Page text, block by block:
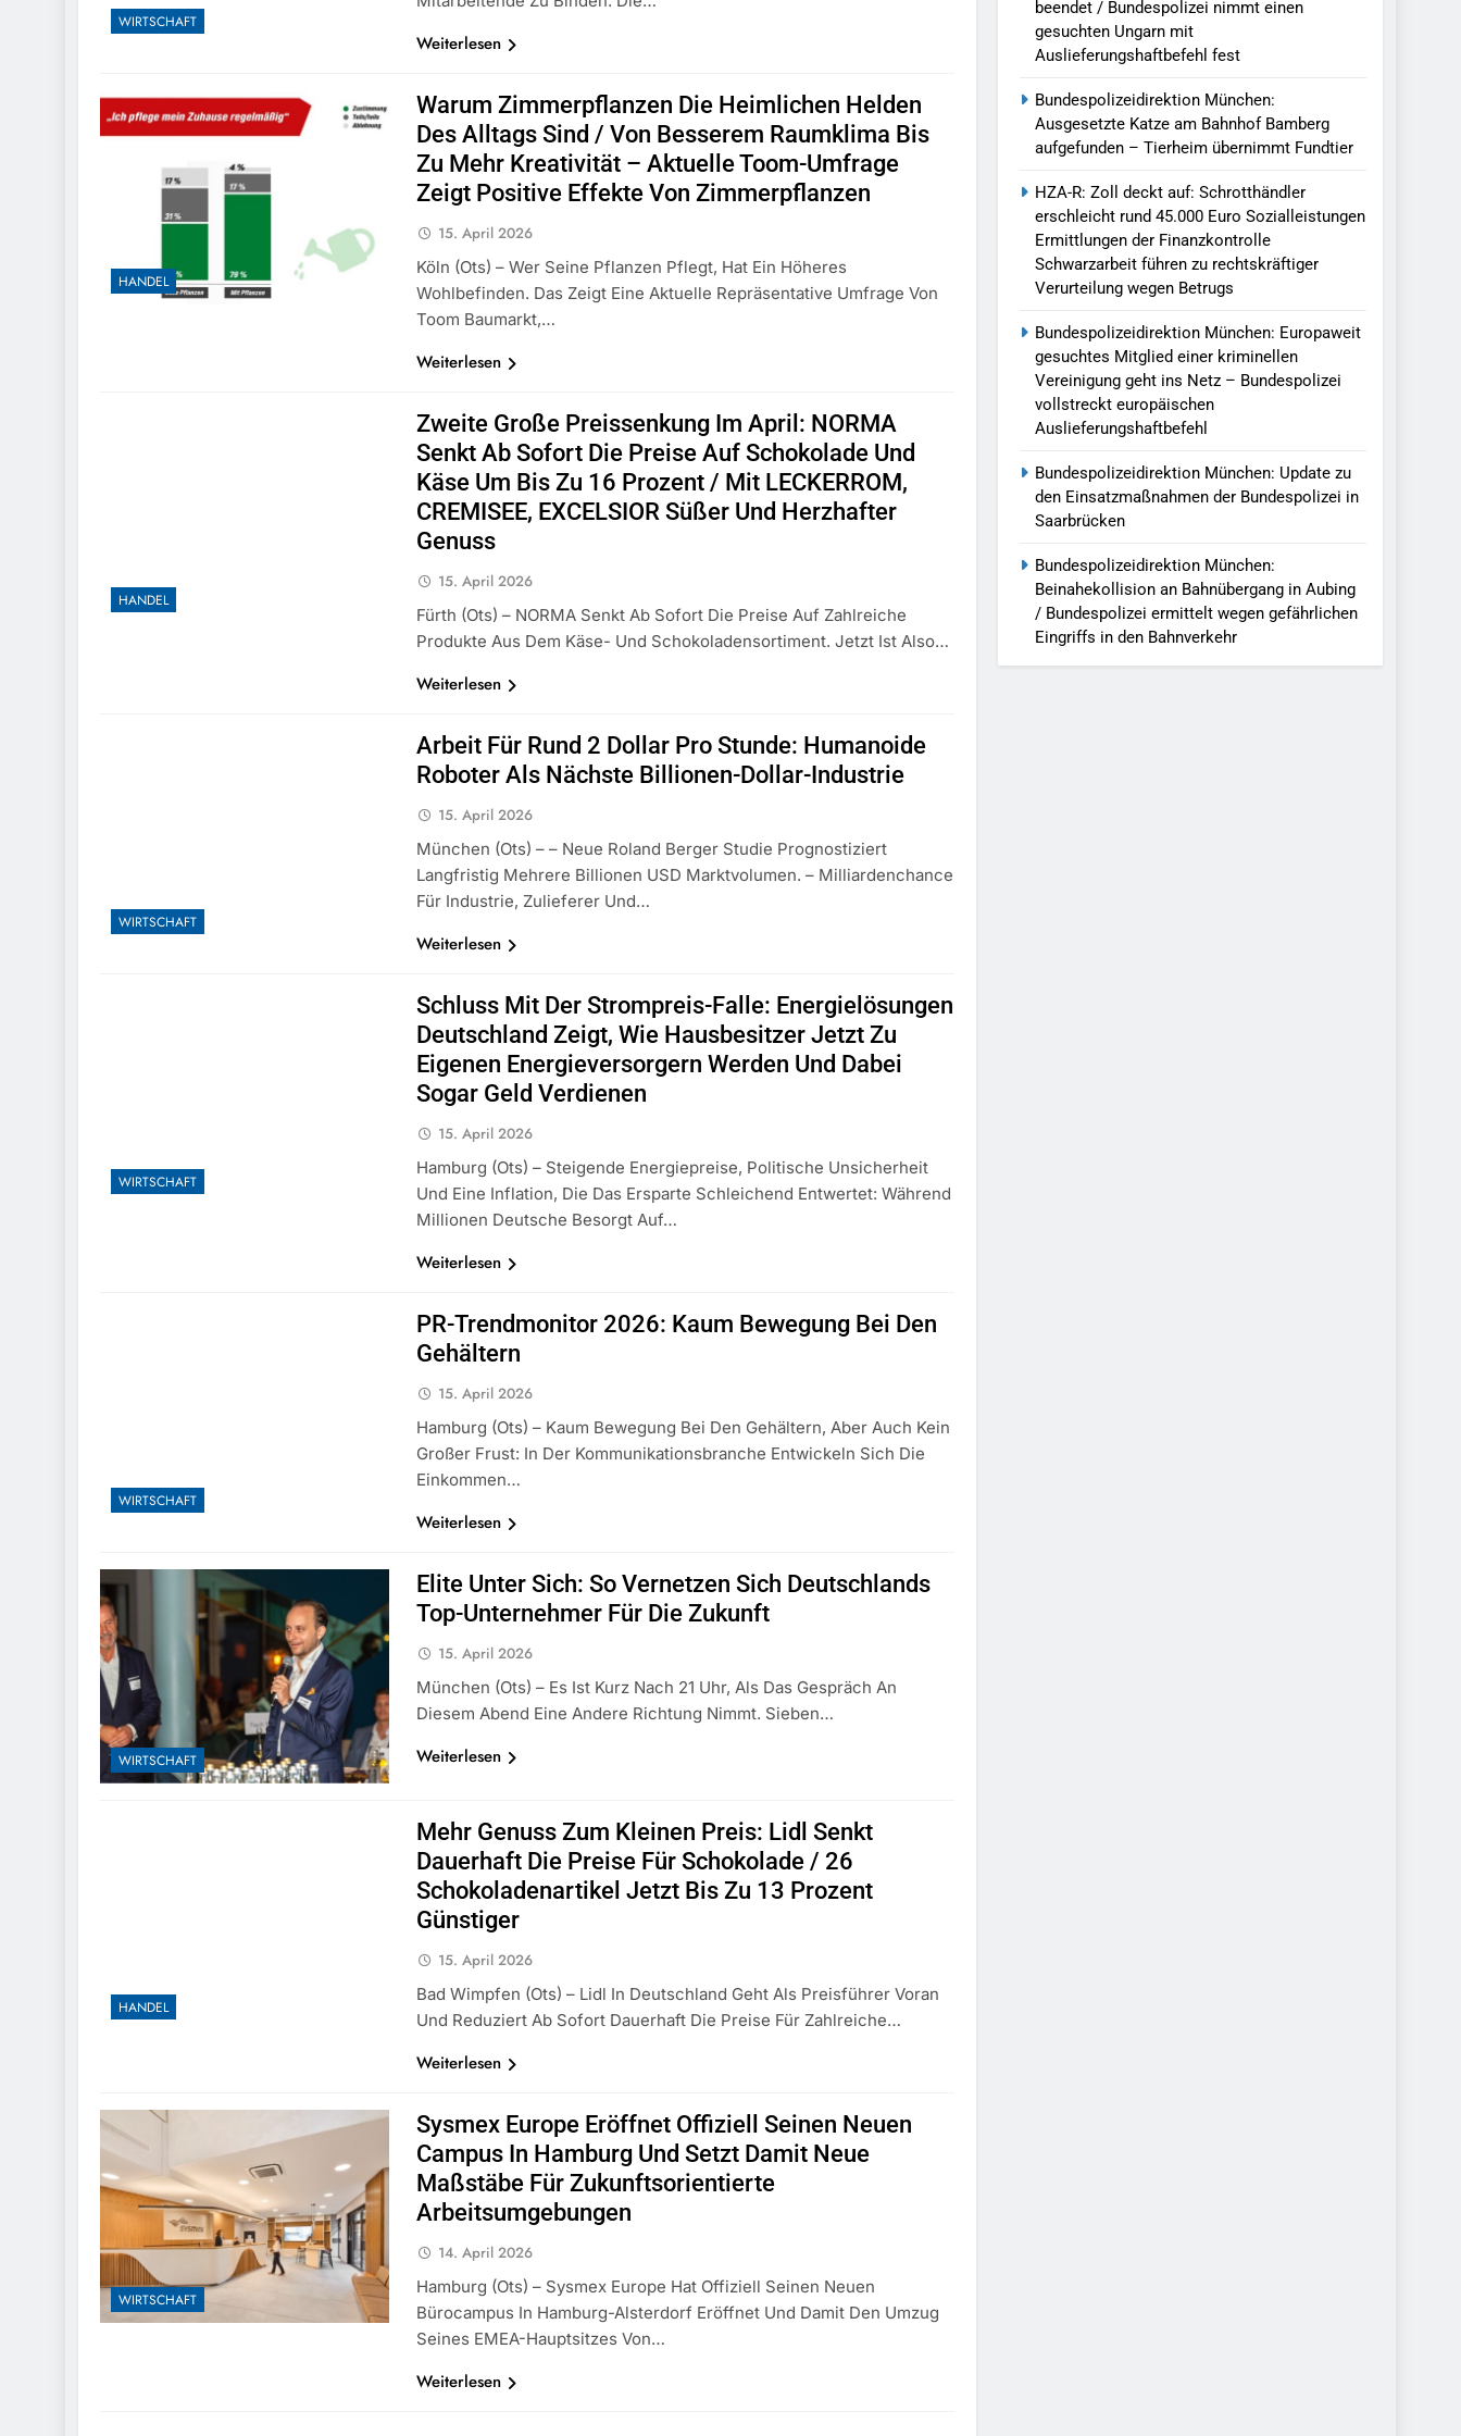
WIRTSCHAFT
Weiterlesen
HANDEL
Warum Zimmerpflanzen Die Heimlichen Helden
Des Alltags Sind / Von Besserem Raumklima Bis
Zu Mehr Kreativität – Aktuelle Toom-Umfrage
Zeigt Positive Effekte Von Zimmerpflanzen
15. April 2026
Köln (ots) – Wer Seine Pflanzen Pflegt, Hat Ein Höheres
Wohlbefinden. Das Zeigt Eine Aktuelle Repräsentative Umfrage Von
Toom Baumarkt,…
Weiterlesen
HANDEL
Zweite Große Preissenkung Im April: NORMA
Senkt Ab Sofort Die Preise Auf Schokolade Und
Käse Um Bis Zu 16 Prozent / Mit LECKERROM,
CREMISEE, EXCELSIOR Süßer Und Herzhafter
Genuss
15. April 2026
Fürth (ots) – NORMA Senkt Ab Sofort Die Preise Auf Zahlreiche
Produkte Aus Dem Käse- Und Schokoladensortiment. Jetzt Ist Also…
Weiterlesen
WIRTSCHAFT
Arbeit Für Rund 2 Dollar Pro Stunde: Humanoide
Roboter Als Nächste Billionen-Dollar-Industrie
15. April 2026
München (ots) – – Neue Roland Berger Studie Prognostiziert
Langfristig Mehrere Billionen USD Marktvolumen. – Milliardenchance
Für Industrie, Zulieferer Und…
Weiterlesen
WIRTSCHAFT
Schluss Mit Der Strompreis-Falle: Energielösungen
Deutschland Zeigt, Wie Hausbesitzer Jetzt Zu
Eigenen Energieversorgern Werden Und Dabei
Sogar Geld Verdienen
15. April 2026
Hamburg (ots) – Steigende Energiepreise, Politische Unsicherheit
Und Eine Inflation, Die Das Ersparte Schleichend Entwertet: Während
Millionen Deutsche Besorgt Auf…
Weiterlesen
WIRTSCHAFT
PR-Trendmonitor 2026: Kaum Bewegung Bei Den
Gehältern
15. April 2026
Hamburg (ots) – Kaum Bewegung Bei Den Gehältern, Aber Auch Kein
Großer Frust: In Der Kommunikationsbranche Entwickeln Sich Die
Einkommen…
Weiterlesen
WIRTSCHAFT
Elite Unter Sich: So Vernetzen Sich Deutschlands
Top-Unternehmer Für Die Zukunft
15. April 2026
München (ots) – Es Ist Kurz Nach 21 Uhr, Als Das Gespräch An
Diesem Abend Eine Andere Richtung Nimmt. Sieben…
Weiterlesen
HANDEL
Mehr Genuss Zum Kleinen Preis: Lidl Senkt
Dauerhaft Die Preise Für Schokolade / 26
Schokoladenartikel Jetzt Bis Zu 13 Prozent
Günstiger
15. April 2026
Bad Wimpfen (ots) – Lidl In Deutschland Geht Als Preisführer Voran
Und Reduziert Ab Sofort Dauerhaft Die Preise Für Zahlreiche…
Weiterlesen
WIRTSCHAFT
Sysmex Europe Eröffnet Offiziell Seinen Neuen
Campus In Hamburg Und Setzt Damit Neue
Maßstäbe Für Zukunftsorientierte
Arbeitsumgebungen
14. April 2026
Hamburg (ots) – Sysmex Europe Hat Offiziell Seinen Neuen
Bürocampus In Hamburg-Alsterdorf Eröffnet Und Damit Den Umzug
Seines EMEA-Hauptsitzes Von…
Weiterlesen
beendet / Bundespolizei nimmt einen
gesuchten Ungarn mit
Auslieferungshaftbefehl fest
Bundespolizeidirektion München:
Ausgesetzte Katze am Bahnhof Bamberg
aufgefunden – Tierheim übernimmt Fundtier
HZA-R: Zoll deckt auf: Schrotthändler
erschleicht rund 45.000 Euro Sozialleistungen
Ermittlungen der Finanzkontrolle
Schwarzarbeit führen zu rechtskräftiger
Verurteilung wegen Betrugs
Bundespolizeidirektion München: Europaweit
gesuchtes Mitglied einer kriminellen
Vereinigung geht ins Netz – Bundespolizei
vollstreckt europäischen
Auslieferungshaftbefehl
Bundespolizeidirektion München: Update zu
den Einsatzmaßnahmen der Bundespolizei in
Saarbrücken
Bundespolizeidirektion München:
Beinahekollision an Bahnübergang in Aubing
/ Bundespolizei ermittelt wegen gefährlichen
Eingriffs in den Bahnverkehr